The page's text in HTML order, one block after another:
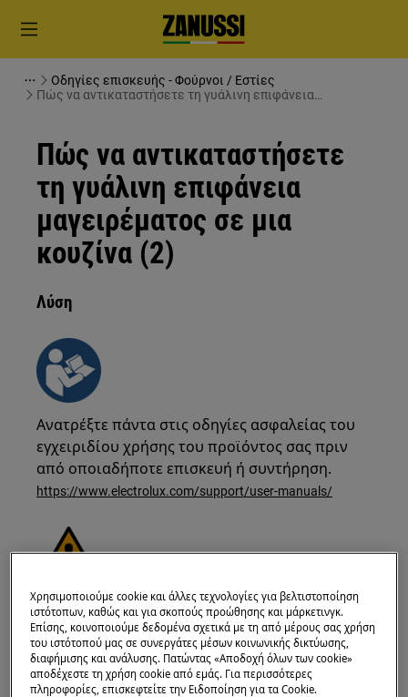
Οδηγίες επισκευής - Φούρνοι / Εστίες
Πώς να αντικαταστήσετε τη γυάλινη επιφάνεια
Πώς να αντικαταστήσετε
τη γυάλινη επιφάνεια
μαγειρέματος σε μια
κουζίνα (2)
Λύση
Ανατρέξτε πάντα στις οδηγίες ασφαλείας του
εγχειριδίου χρήσης του προϊόντος σας πριν
από οποιαδήποτε επισκευή ή συντήρηση.
https://www.electrolux.com/support/user-manuals/
ΠΡΟΣΟΧΗ!ΚΙΝΔΥΝΟΣ ΗΛΕΚΤΡΟΠΛΗΞΙΑΣ
Πριν από οποιαδήποτε επισκευή ή συντήρηση,
απενεργοποιήστε τη συσκευή και αποσυνδέστε
το βύσμα από την πρίζα.
Χρησιμοποιούμε cookie και άλλες τεχνολογίες για βελτιστοποίηση
ιστότοπων, καθώς και για σκοπούς προώθησης και μάρκετινγκ.
Επίσης, κοινοποιούμε δεδομένα σχετικά με τη από μέρους σας χρήση
του ιστότοπού μας σε συνεργάτες μέσων κοινωνικής δικτύωσης,
διαφήμισης και ανάλυσης. Πατώντας «Αποδοχή όλων των cookie»
αποδέχεστε τη χρήση cookie από εμάς. Για περισσότερες
πληροφορίες, επισκεφτείτε την Ειδοποίηση για τα Cookie.